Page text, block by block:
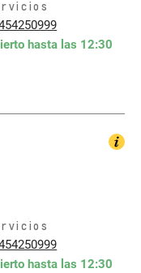
hasta las 12:30
hasta las 12:30